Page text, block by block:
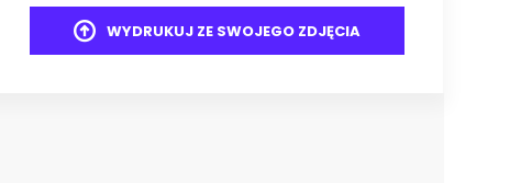
WYDRUKUJ ZE SWOJEGO ZDJĘCIA